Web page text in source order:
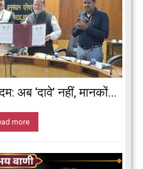
अब ‘दावे’ नहीं, मानकों...
more